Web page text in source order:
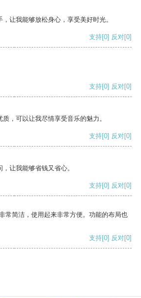
让我能够放松身心，享受美好时光。
支持[0] 反对[0]
支持[0] 反对[0]
，可以让我尽情享受音乐的魅力。
支持[0] 反对[0]
让我能够省钱又省心。
支持[0] 反对[0]
常简洁，使用起来非常方便。功能的布局也
支持[0] 反对[0]